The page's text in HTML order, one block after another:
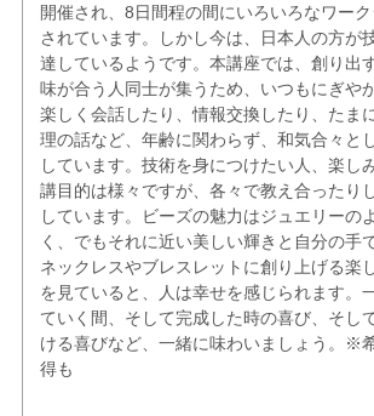
開催され、8日間程の間にいろいろなワー
されています。しかし今は、日本人の方が
達しているようです。本講座では、創り出
味が合う人同士が集うため、いつもにぎや
楽しく会話したり、情報交換したり、たま
理の話など、年齢に関わらず、和気合々と
しています。技術を身につけたい人、楽し
講目的は様々ですが、各々で教え合ったり
しています。ビーズの魅力はジュエリーの
く、でもそれに近い美しい輝きと自分の手
ネックレスやブレスレットに創り上げる楽
を見ていると、人は幸せを感じられます。
ていく間、そして完成した時の喜び、そし
ける喜びなど、一緒に味わいましょう。※
得も